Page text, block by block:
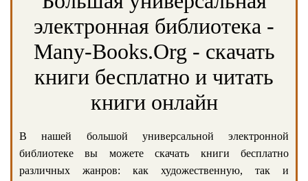
электронная библиотека -
Many-Books.Org - скачать
книги бесплатно и читать
книги онлайн
В нашей большой универсальной электронной
библиотеке вы можете скачать книги бесплатно
различных жанров: как художественную, так и